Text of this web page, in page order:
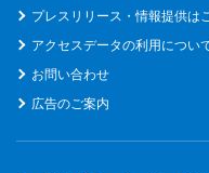
プレスリリース・情報提供は
アクセスデータの利用につい
お問い合わせ
広告のご案内